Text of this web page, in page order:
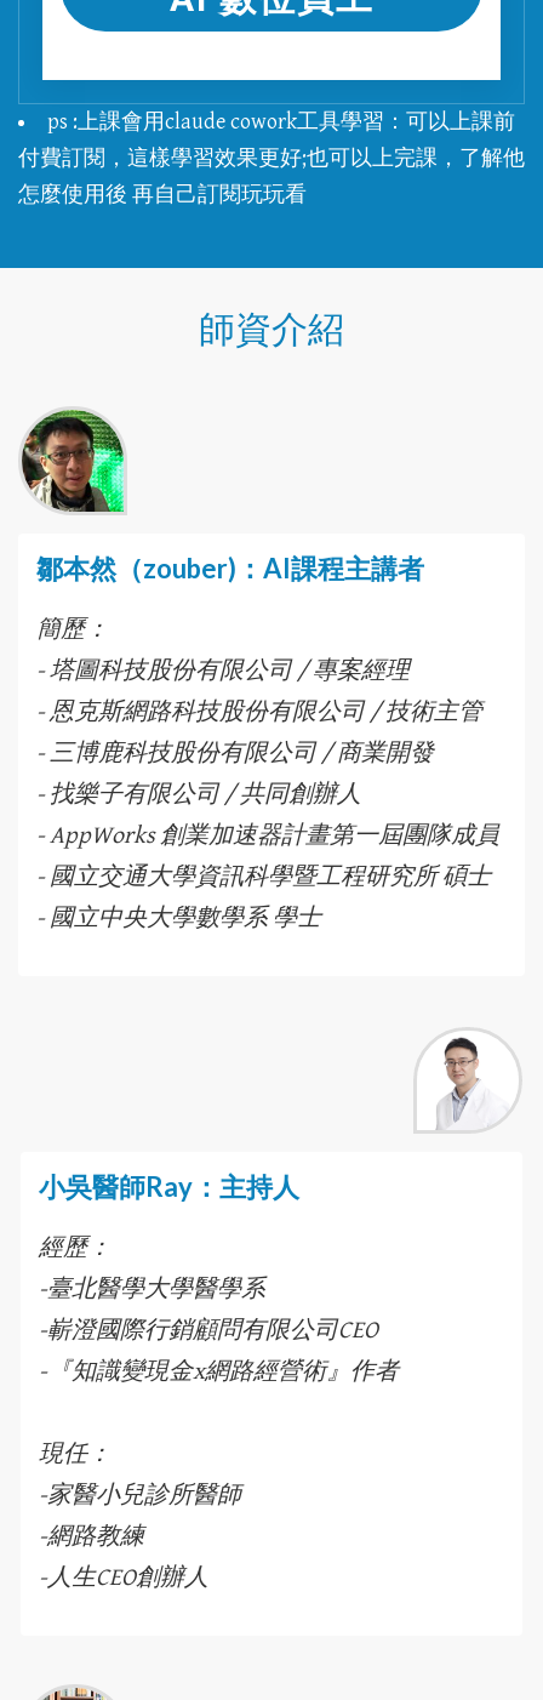
ps :上課會用claude cowork工具學習：可以上課前
付費訂閱，這樣學習效果更好;也可以上完課，了解他
怎麼使用後 再自己訂閱玩玩看
師資介紹
鄒本然（zouber)：AI課程主講者
簡歷：
- 塔圖科技股份有限公司 / 專案經理
- 恩克斯網路科技股份有限公司 / 技術主管
- 三博鹿科技股份有限公司 / 商業開發
- 找樂子有限公司 / 共同創辦人
- AppWorks 創業加速器計畫第一屆團隊成員
- 國立交通大學資訊科學暨工程研究所 碩士
- 國立中央大學數學系 學士
小吳醫師Ray：主持人
經歷：
-臺北醫學大學醫學系
-嶄澄國際行銷顧問有限公司CEO
-『知識變現金x網路經營術』作者
現任：
-家醫小兒診所醫師
-網路教練
-人生CEO創辦人